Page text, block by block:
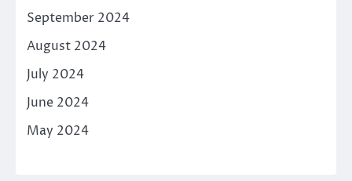
September 2024
August 2024
July 2024
June 2024
May 2024